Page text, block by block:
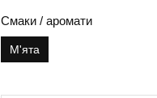
Смаки / аромати
М'ята